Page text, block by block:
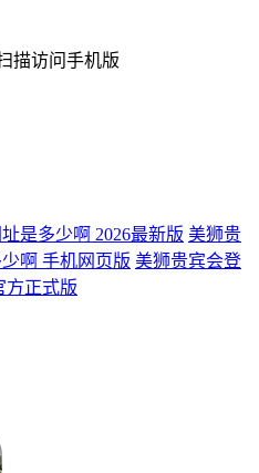
描访问手机版
是多少啊 2026最新版 美狮贵
啊 手机网页版 美狮贵宾会登
方正式版